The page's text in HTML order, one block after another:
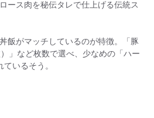
ース肉を秘伝タレで仕上げる伝統ス
飯がマッチしているのが特徴。「豚
」など枚数で選べ、少なめの「ハー
いるそう。